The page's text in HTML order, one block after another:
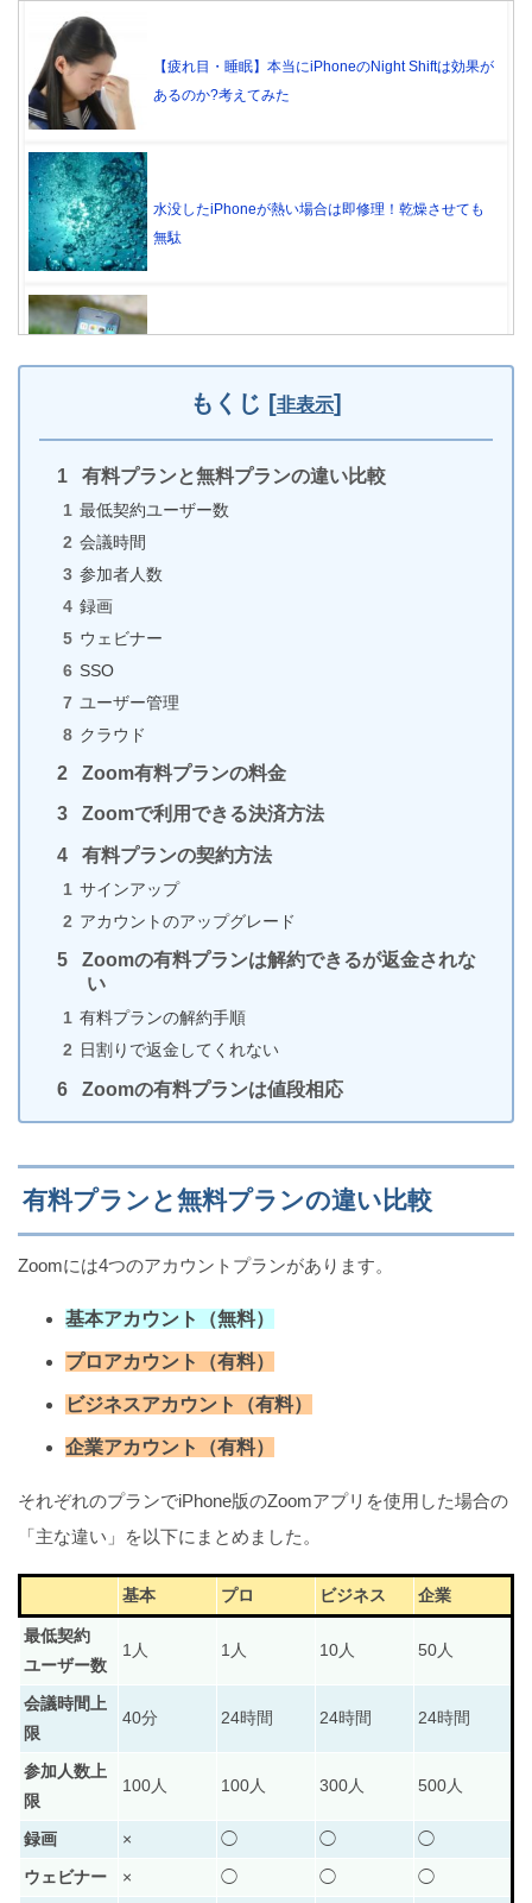
【疲れ目・睡眠】本当にiPhoneのNight Shiftは効果が
あるのか?考えてみた
水没したiPhoneが熱い場合は即修理！乾燥させても
無駄
動かないiPhoneを強制的に初期化する方法
Twitter上の画像をiPhoneに保存する2つの方法
iPhoneでコントロールセンターが出ない時の5つの原
因と対処法
iPhoneのライトがつかない・使えない5つの原因と対
策
iPhoneの充電音を好きな音に変更する方法
と消し方
もくじ [非表示]
有料プランと無料プランの違い比較
最低契約ユーザー数
会議時間
参加者人数
録画
ウェビナー
SSO
ユーザー管理
クラウド
Zoom有料プランの料金
Zoomで利用できる決済方法
有料プランの契約方法
サインアップ
アカウントのアップグレード
Zoomの有料プランは解約できるが返金されな
い
有料プランの解約手順
日割りで返金してくれない
Zoomの有料プランは値段相応
有料プランと無料プランの違い比較
Zoomには4つのアカウントプランがあります。
基本アカウント（無料）
プロアカウント（有料）
ビジネスアカウント（有料）
企業アカウント（有料）
それぞれのプランでiPhone版のZoomアプリを使用した場合の
「主な違い」を以下にまとめました。
基本 プロ ビジネス 企業
最低契約
ユーザー数
1人 1人 10人 50人
会議時間上
限
40分 24時間 24時間 24時間
参加人数上
限
100人 100人 300人 500人
録画 × ◯ ◯
◯
ウェビナー
× ◯ ◯
◯